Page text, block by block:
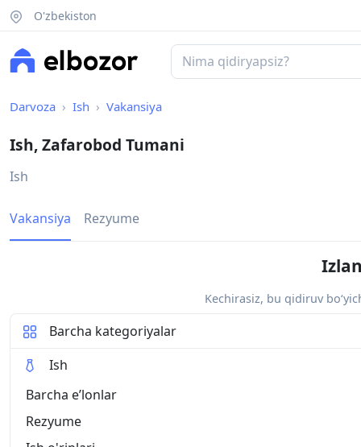
O'zbekiston
Darvoza Ish Vakansiya
Ish, Zafarobod Tumani
Ish
Vakansiya Rezyume
Kechirasiz, bu qidiruv
Barcha kategoriyalar
Ish
Barcha eʼlonlar
Rezyume